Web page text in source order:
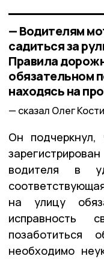
— Водителям
садиться за
Правила
обязательном
находясь на
сказал Олег
Он
водителя в
на улицу
исправность
позаботиться
необходимо